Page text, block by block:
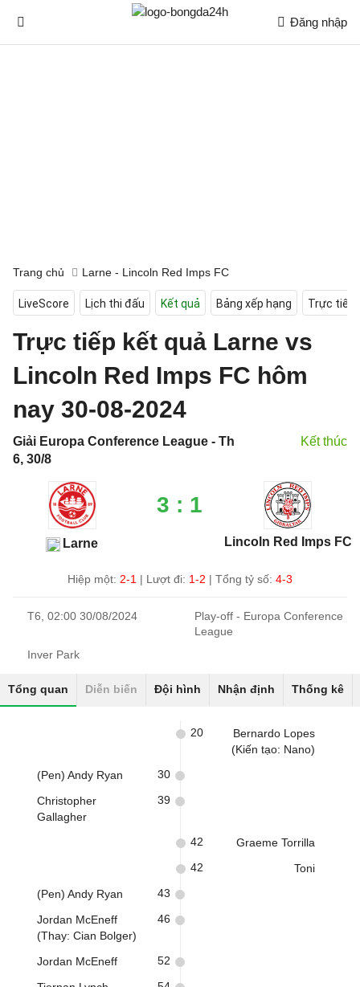
Đăng nhập
Trang chủ Larne - Lincoln Red Imps FC
LiveScore Lịch thi đấu Kết quả Bảng xếp hạng Trực tiếp
Trực tiếp kết quả Larne vs
Lincoln Red Imps FC hôm
nay 30-08-2024
Giải Europa Conference League - Th
6, 30/8
Kết thúc
Larne
3 : 1
Lincoln Red Imps FC
Hiệp một: 2-1 | Lượt đi: 1-2 | Tổng tỷ số: 4-3
T6, 02:00 30/08/2024
Play-off - Europa Conference
League
Inver Park
Tổng quan Diễn biến Đội hình Nhận định Thống kê
Bernardo Lopes
(Kiến tạo: Nano)
20
(Pen) Andy Ryan 30
Christopher
Gallagher
39
Graeme Torrilla
42
Toni
42
(Pen) Andy Ryan 43
Jordan McEneff
(Thay: Cian Bolger)
46
Jordan McEneff 52